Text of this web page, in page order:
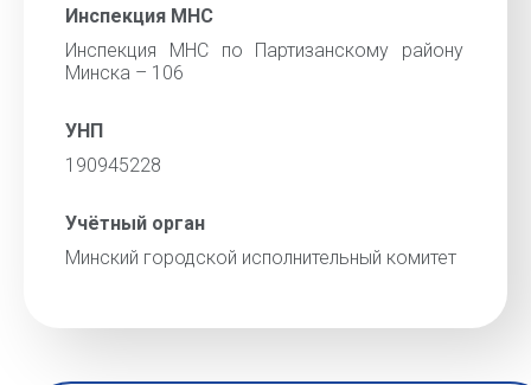
Инспекция МНС
Инспекция МНС по Партизанскому району
Минска – 106
УНП
190945228
Учётный орган
Минский городской исполнительный комитет